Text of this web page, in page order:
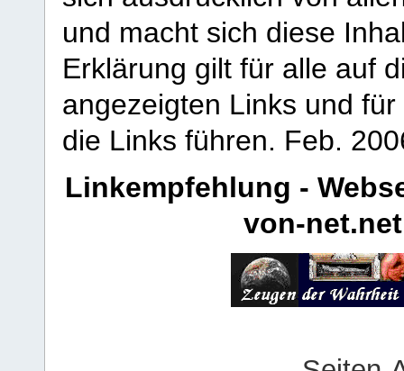
und macht sich diese
Erklärung gilt für alle auf
angezeigten Links und
die Links führen. Feb.
Linkempfehlung -
von-net.net